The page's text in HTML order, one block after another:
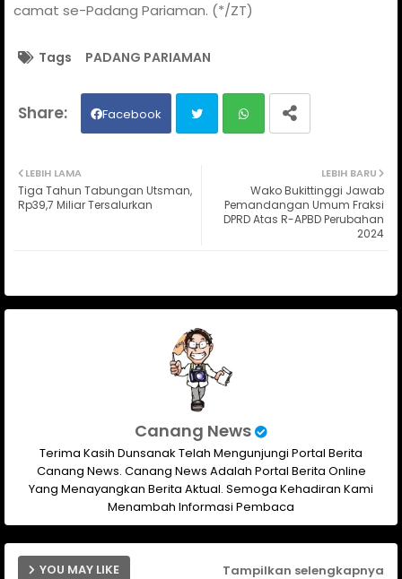
camat se-Padang Pariaman. (*/ZT)
Tags PADANG PARIAMAN
Facebook
ter ats
LEBIH BARU
Wako Bukittinggi Jawab
Pemandangan Umum Fraksi
DPRD Atas R-APBD Perubahan
2024
LEBIH LAMA
Tiga Tahun Tabungan Utsman,
Rp39,7 Miliar Tersalurkan
Canang News
Terima Kasih Dunsanak Telah Mengunjungi Portal Berita
Canang News. Canang News Adalah Portal Berita Online
Yang Menayangkan Berita Aktual. Semoga Kehadiran Kami
Menambah Informasi Pembaca
YOU MAY LIKE Tampilkan selengkapnya